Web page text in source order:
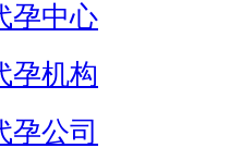
孕中心
孕机构
孕公司